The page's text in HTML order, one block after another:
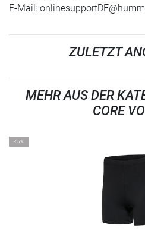
E-Mail:
ZULETZT
MEHR AUS DER
CORE
-55%